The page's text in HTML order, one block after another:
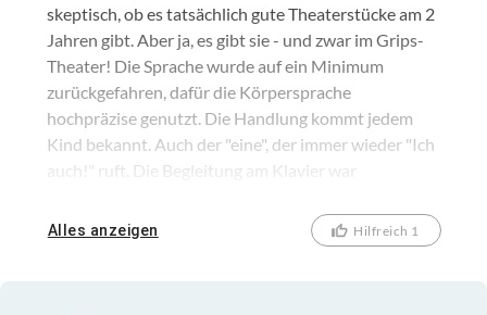
skeptisch, ob es tatsächlich gute Theaterstücke am 2
Jahren gibt. Aber ja, es gibt sie - und zwar im Grips-
Theater! Die Sprache wurde auf ein Minimum
zurückgefahren, dafür die Körpersprache
hochpräzise genutzt. Die Handlung kommt jedem
Kind bekannt. Auch der "eine", der immer wieder "Ich
auch!" ruft. Die Begleitung am Klavier war
alle (Kinder) mit auf die Bühne kommen und einen
Schmetterling passend zum Stück falten. Mein
Alles anzeigen Hilfreich 1